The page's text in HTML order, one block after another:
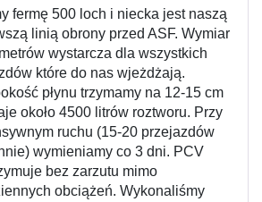
na 5
fermę 500 loch i niecka jest naszą
linią obrony przed ASF. Wymiar
wystarcza dla wszystkich
które do nas wjeżdżają.
płynu trzymamy na 12-15 cm
około 4500 litrów roztworu. Przy
ruchu (15-20 przejazdów
wymieniamy co 3 dni. PCV
bez zarzutu mimo
obciążeń. Wykonaliśmy